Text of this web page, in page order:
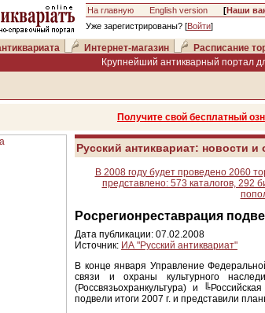
На главную English version [Наши
Уже зарегистрированы? [Войти]
Интернет-магазин Расписание
Крупнейший антикварный портал
Получите свой бесплатный
Русский антиквариат: новости
В 2008 году будет проведено 2060
представлено: 573 каталогов, 292
Росрегионреставрация
Дата публикации: 07.02.2008
Источник: ИА "Русский антиквариат"
В конце января Управление
связи и охраны культурного
(Россвязьохранкультура) и
подвели итоги 2007 г. и представили